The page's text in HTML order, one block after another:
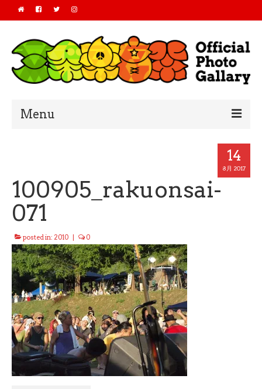
Menu
2018
2017
2016
All Photo
Official Site
14
8月 2017
100905_rakuonsai-
071
posted in: 2010 0